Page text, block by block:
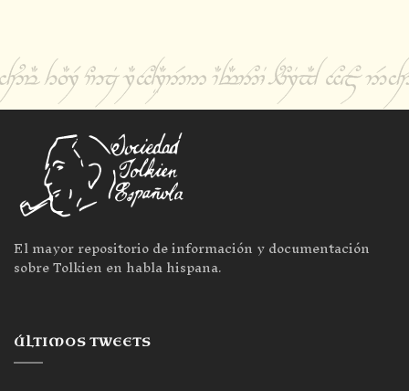
El mayor repositorio de información y documentación
sobre Tolkien en habla hispana.
ÚLTIMOS TWEETS